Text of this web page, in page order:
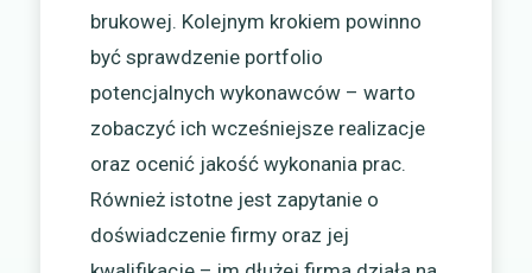
brukowej. Kolejnym krokiem powinno
być sprawdzenie portfolio
potencjalnych wykonawców – warto
zobaczyć ich wcześniejsze realizacje
oraz ocenić jakość wykonania prac.
Również istotne jest zapytanie o
doświadczenie firmy oraz jej